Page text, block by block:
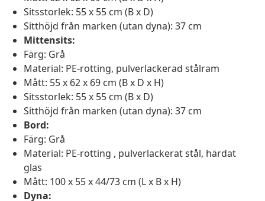
Sitsstorlek: 55 x 55 cm (B x D)
Sitthöjd från marken (utan dyna): 37 cm
Mittensits:
Färg: Grå
Material: PE-rotting, pulverlackerad stålram
Mått: 55 x 62 x 69 cm (B x D x H)
Sitsstorlek: 55 x 55 cm (B x D)
Sitthöjd från marken (utan dyna): 37 cm
Bord:
Färg: Grå
Material: PE-rotting , pulverlackerat stål, härdat
glas
Mått: 100 x 55 x 44/73 cm (L x B x H)
Dyna: